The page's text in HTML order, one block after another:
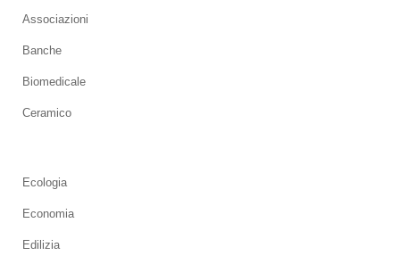
Associazioni
Banche
Biomedicale
Ceramico
Ecologia
Economia
Edilizia